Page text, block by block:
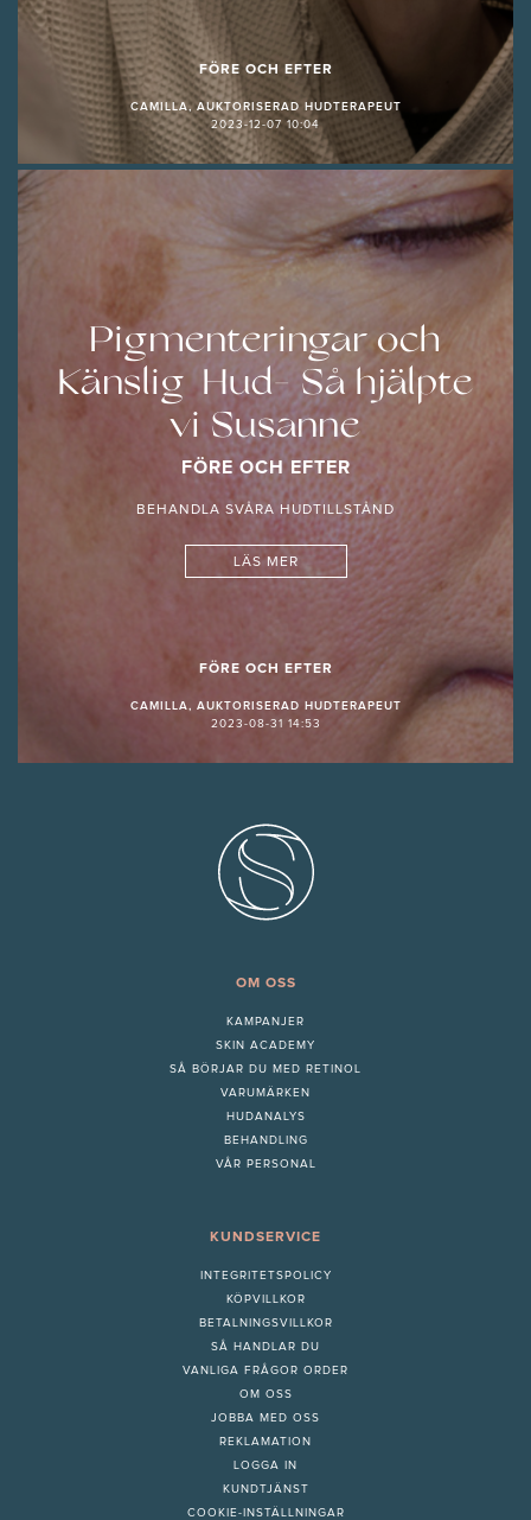
FÖRE OCH EFTER
CAMILLA, AUKTORISERAD HUDTERAPEUT
2023-12-07 10:04
Pigmenteringar och
Känslig Hud- Så hjälpte
vi Susanne
FÖRE OCH EFTER
BEHANDLA SVÅRA HUDTILLSTÅND
LÄS MER
FÖRE OCH EFTER
CAMILLA, AUKTORISERAD HUDTERAPEUT
2023-08-31 14:53
OM OSS
KAMPANJER
SKIN ACADEMY
SÅ BÖRJAR DU MED RETINOL
VARUMÄRKEN
HUDANALYS
BEHANDLING
VÅR PERSONAL
KUNDSERVICE
INTEGRITETSPOLICY
KÖPVILLKOR
BETALNINGSVILLKOR
SÅ HANDLAR DU
VANLIGA FRÅGOR ORDER
OM OSS
JOBBA MED OSS
REKLAMATION
LOGGA IN
KUNDTJÄNST
COOKIE-INSTÄLLNINGAR